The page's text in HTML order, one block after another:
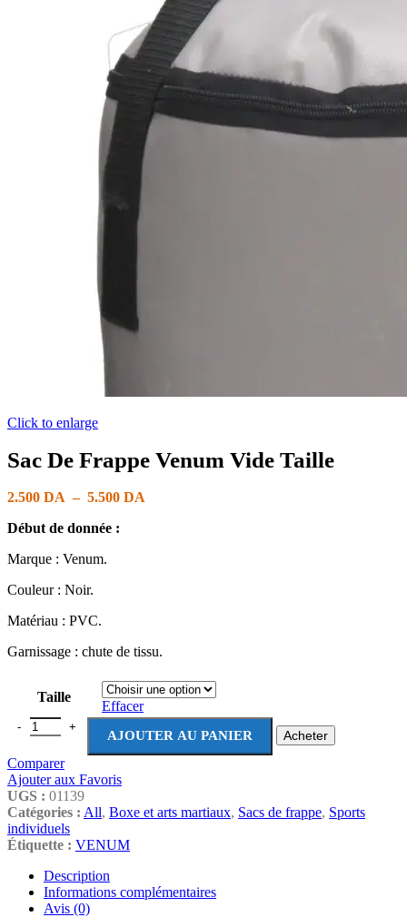
Click to enlarge
Sac De Frappe Venum Vide Taille
2.500 DA – 5.500 DA
Début de donnée :
Marque : Venum.
Couleur : Noir.
Matériau : PVC.
Garnissage : chute de tissu.
Taille
Effacer
AJOUTER AU PANIER Acheter
Comparer
Ajouter aux Favoris
UGS : 01139
Catégories : All, Boxe et arts martiaux, Sacs de frappe, Sports
individuels
Étiquette : VENUM
Description
Informations complémentaires
Avis (0)